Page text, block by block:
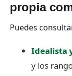
propia
Puedes
Idealista
y los